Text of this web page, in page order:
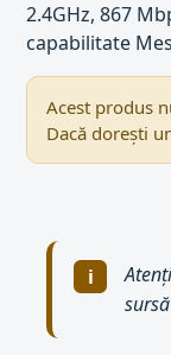
2.4GHz, 867
capabilitate
Acest produs
Dacă dorești